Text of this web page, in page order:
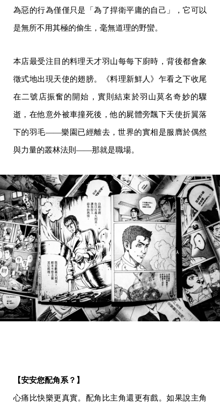
為惡的行為僅僅只是「為了捍衛平庸的自己」，它可以
是無所不用其極的偷生，毫無道理的野蠻。
本店最受注目的料理天才羽山每每下廚時，背後都會象
徵式地出現天使的翅膀。《料理新鮮人》乍看之下收尾
在二號店振奮的開始，實則結束於羽山莫名奇妙的驟
逝，在他意外被車撞死後，他的屍體旁飄下天使折翼落
下的羽毛——樂園已經離去，世界的實相是服膺於偶然
與力量的叢林法則——那就是職場。
【安安您配角系？】
心痛比快樂更真實。配角比主角還更有戲。如果說主角